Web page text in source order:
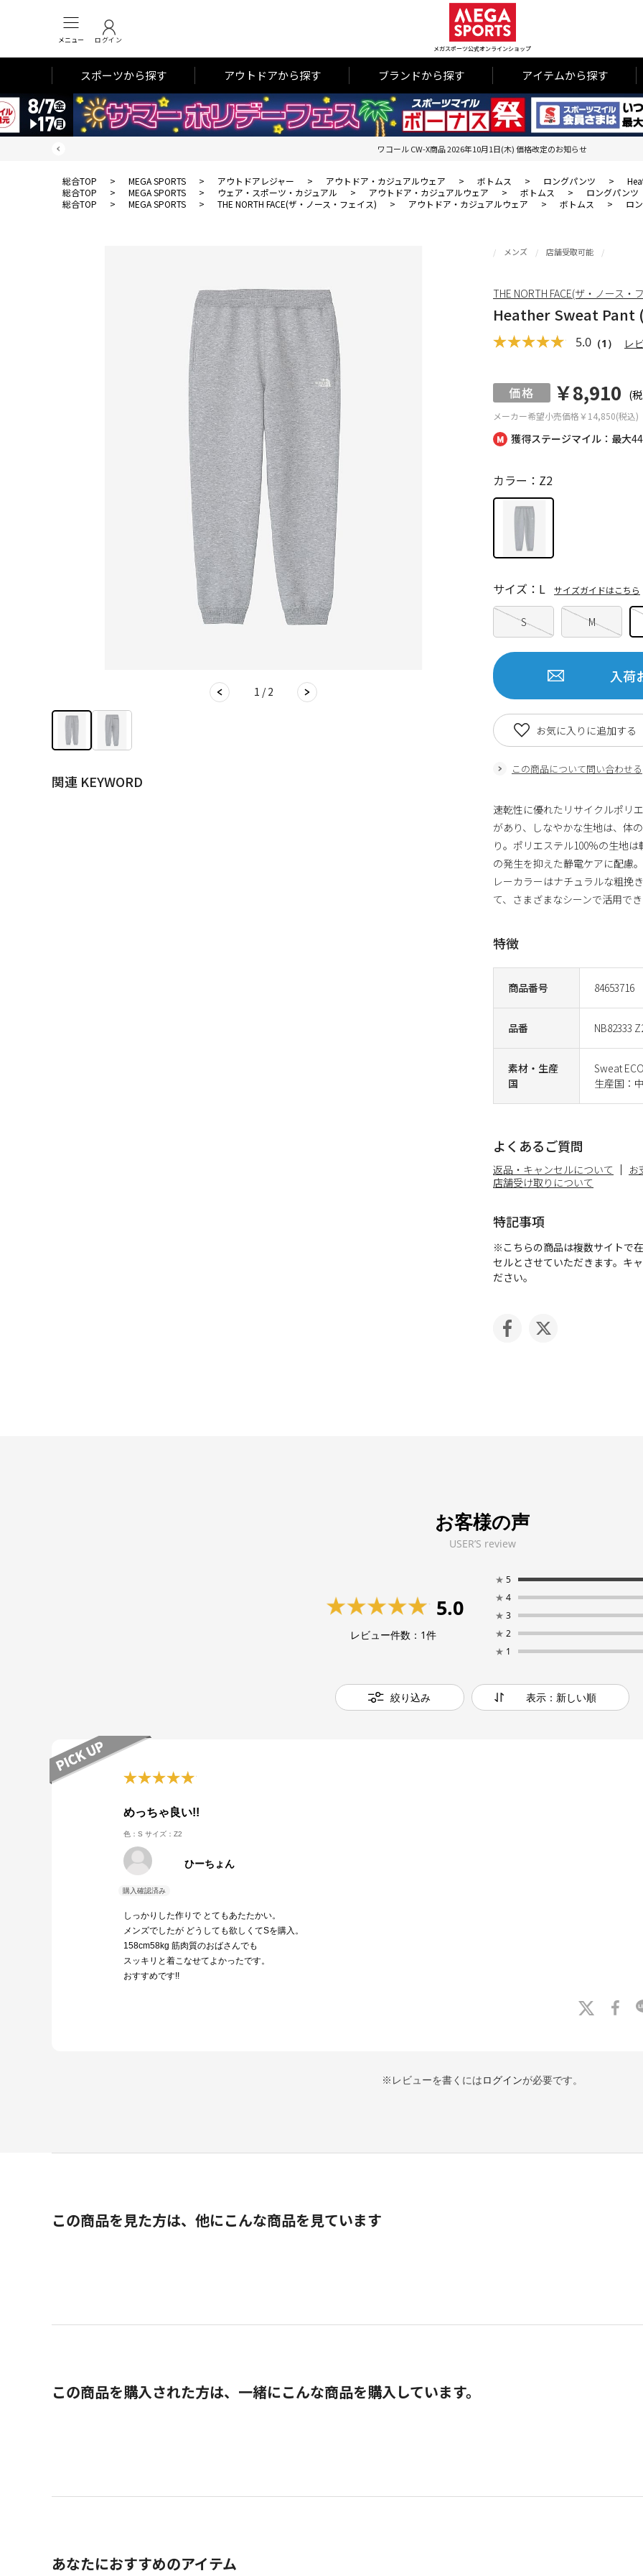
メニュー ログイン
メガスポーツ公式オンラインショップ
スポーツから探す アウトドアから探す ブランドから探す アイテムから探す
ワコール CW-X商品 2026年10月1日(木) 価格改定のお知らせ
総合TOP > MEGA SPORTS > アウトドアレジャー > アウトドア・カジュアルウェア > ボトムス > ロングパンツ >
総合TOP
> MEGA SPORTS > ウェア・スポーツ・カジュアル > アウトドア・カジュアルウェア > ボトムス > ロングパンツ
総合TOP
> MEGA SPORTS > THE NORTH FACE(ザ・ノース・フェイス) > アウトドア・カジュアルウェア > ボトムス > ロ
1 / 2
関連 KEYWORD
獲得ステージマイル：最大
メンズ 店舗受取可能
Heather Sweat Pant
5.0 （1） レ
メーカー希望小売価格￥14,850(税込)
￥8,910 (
商品番号 84653716
品番 NB82333
素材・生産
国
Sweat
生産国：
カラー：Z2
S M
サイズ：L サイズガイドはこちら
入荷
この商品について問い合わせる
お気に入りに追加する
THE NORTH FACE(ザ・ノース・
速乾性に優れたリサイクルポリ
があり、しなやかな生地は、体
り。ポリエステル100%の生地
の発生を抑えた静電ケアに配慮
レーカラーはナチュラルな粗挽
て、さまざまなシーンで活用でき
特徴
よくあるご質問
返品・キャンセルについて お
店舗受け取りについて
特記事項
※こちらの商品は複数サイトで
セルとさせていただきます。キ
ださい。
お客様の声
USER’S review
5.0
レビュー件数： 1件
★ 5
★ 4
★ 3
★ 2
★ 1
絞り込み 表示：新しい順
めっちゃ良い!!
色：S サイズ：Z2
ひーちょん
しっかりした作りで とてもあたたかい。
メンズでしたが どうしても欲しくてSを購入。
158cm58kg 筋肉質のおばさんでも
スッキリと着こなせてよかったです。
おすすめです!!
※レビューを書くにはログインが必要です。
この商品を見た方は、他にこんな商品を見ています
この商品を購入された方は、一緒にこんな商品を購入しています。
あなたにおすすめのアイテム